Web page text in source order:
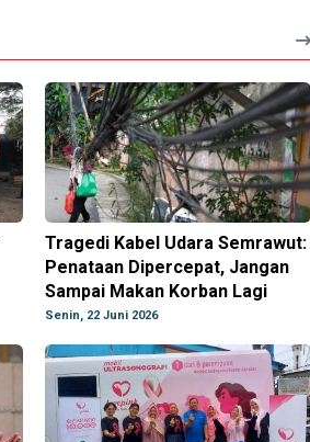
Tragedi Kabel Udara Semrawut:
Penataan Dipercepat, Jangan
Sampai Makan Korban Lagi
Senin, 22 Juni 2026